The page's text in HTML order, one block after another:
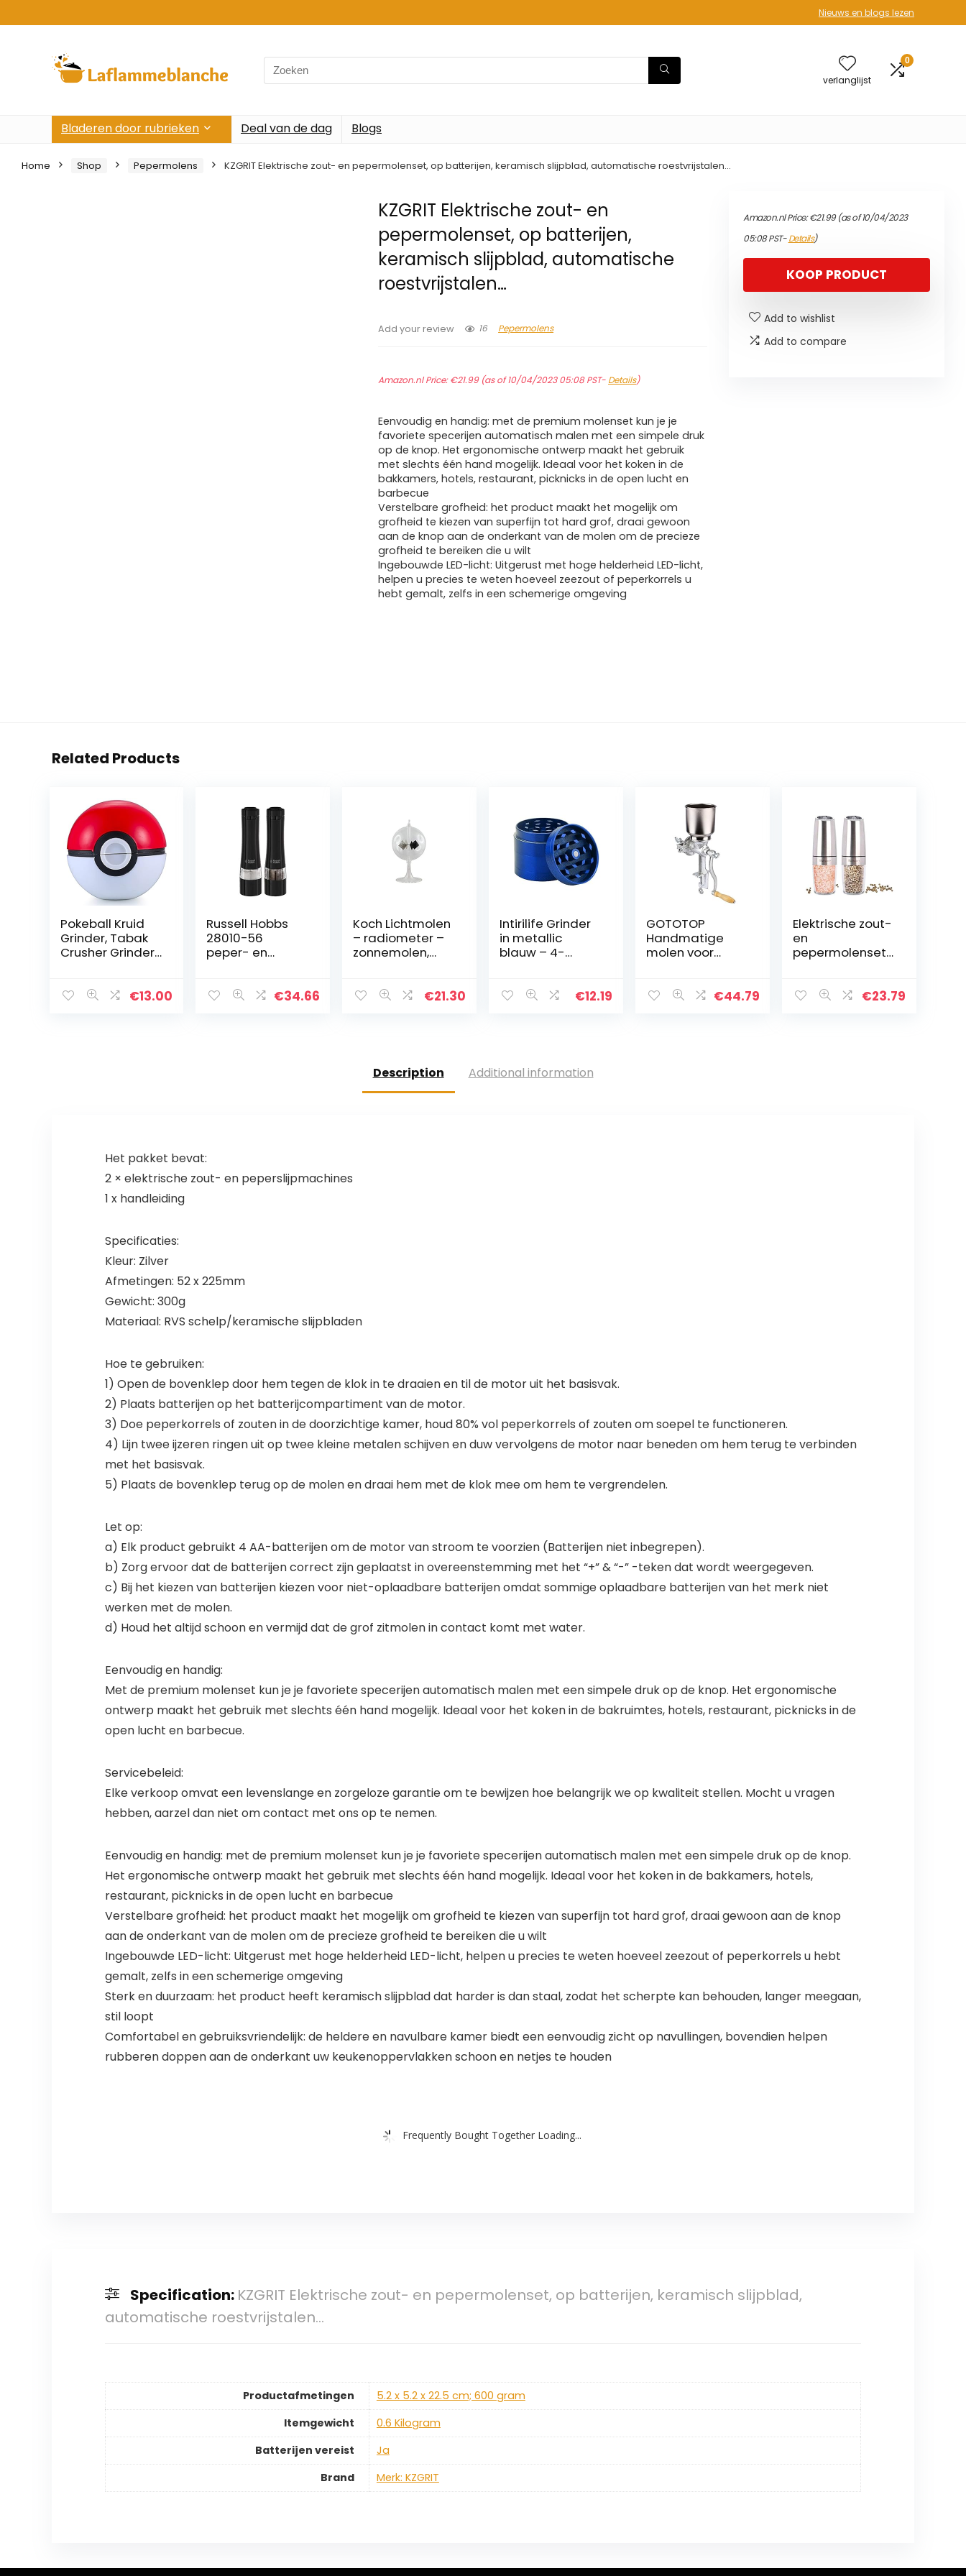
Nieuws en blogs lezen
Search
for:
verlanglijst
0
Bladeren door rubrieken Deal van de dag Blogs
Home Shop Pepermolens KZGRIT Elektrische zout- en pepermolenset, op batterijen, keramisch slijpblad, automatische roestvrijstalen…
KZGRIT Elektrische zout- en
pepermolenset, op batterijen,
keramisch slijpblad, automatische
roestvrijstalen…
Add your review 16 Pepermolens
Amazon.nl Price:€21.99(as of 10/04/2023 05:08 PST- Details)
Eenvoudig en handig: met de premium molenset kun je je
favoriete specerijen automatisch malen met een simpele druk
op de knop. Het ergonomische ontwerp maakt het gebruik
met slechts één hand mogelijk. Ideaal voor het koken in de
bakkamers, hotels, restaurant, picknicks in de open lucht en
barbecue
Verstelbare grofheid: het product maakt het mogelijk om
grofheid te kiezen van superfijn tot hard grof, draai gewoon
aan de knop aan de onderkant van de molen om de precieze
grofheid te bereiken die u wilt
Ingebouwde LED-licht: Uitgerust met hoge helderheid LED-licht,
helpen u precies te weten hoeveel zeezout of peperkorrels u
hebt gemalt, zelfs in een schemerige omgeving
Amazon.nl Price:€21.99(as of 10/04/2023
05:08 PST-Details)
KOOP PRODUCT
Add to wishlist
Add to compare
Related Products
Pokeball Kruid
Grinder, Tabak
Crusher Grinder
Spice Mill
€13.00
Russell Hobbs
28010-56
peper- en
kruidenmolen,
€34.66
Koch Lichtmolen
– radiometer –
zonnemolen,
€21.30
Intirilife Grinder
in metallic
blauw – 4-
van metaal voor
€12.19
GOTOTOP
Handmatige
molen voor
peper,
€44.79
Elektrische zout-
en
pepermolenset,
zwaartekracht
€23.79
Description Additional information
Het pakket bevat:
2 × elektrische zout- en peperslijpmachines
1 x handleiding
Specificaties:
Kleur: Zilver
Afmetingen: 52 x 225mm
Gewicht: 300g
Materiaal: RVS schelp/keramische slijpbladen
Hoe te gebruiken:
1) Open de bovenklep door hem tegen de klok in te draaien en til de motor uit het basisvak.
2) Plaats batterijen op het batterijcompartiment van de motor.
3) Doe peperkorrels of zouten in de doorzichtige kamer, houd 80% vol peperkorrels of zouten om soepel te functioneren.
4) Lijn twee ijzeren ringen uit op twee kleine metalen schijven en duw vervolgens de motor naar beneden om hem terug te verbinden
met het basisvak.
5) Plaats de bovenklep terug op de molen en draai hem met de klok mee om hem te vergrendelen.
Let op:
a) Elk product gebruikt 4 AA-batterijen om de motor van stroom te voorzien (Batterijen niet inbegrepen).
b) Zorg ervoor dat de batterijen correct zijn geplaatst in overeenstemming met het “+” & “-” -teken dat wordt weergegeven.
c) Bij het kiezen van batterijen kiezen voor niet-oplaadbare batterijen omdat sommige oplaadbare batterijen van het merk niet
werken met de molen.
d) Houd het altijd schoon en vermijd dat de grof zitmolen in contact komt met water.
Eenvoudig en handig:
Met de premium molenset kun je je favoriete specerijen automatisch malen met een simpele druk op de knop. Het ergonomische
ontwerp maakt het gebruik met slechts één hand mogelijk. Ideaal voor het koken in de bakruimtes, hotels, restaurant, picknicks in de
open lucht en barbecue.
Servicebeleid:
Elke verkoop omvat een levenslange en zorgeloze garantie om te bewijzen hoe belangrijk we op kwaliteit stellen. Mocht u vragen
hebben, aarzel dan niet om contact met ons op te nemen.
Eenvoudig en handig: met de premium molenset kun je je favoriete specerijen automatisch malen met een simpele druk op de knop.
Het ergonomische ontwerp maakt het gebruik met slechts één hand mogelijk. Ideaal voor het koken in de bakkamers, hotels,
restaurant, picknicks in de open lucht en barbecue
Verstelbare grofheid: het product maakt het mogelijk om grofheid te kiezen van superfijn tot hard grof, draai gewoon aan de knop
aan de onderkant van de molen om de precieze grofheid te bereiken die u wilt
Ingebouwde LED-licht: Uitgerust met hoge helderheid LED-licht, helpen u precies te weten hoeveel zeezout of peperkorrels u hebt
gemalt, zelfs in een schemerige omgeving
Sterk en duurzaam: het product heeft keramisch slijpblad dat harder is dan staal, zodat het scherpte kan behouden, langer meegaan,
stil loopt
Comfortabel en gebruiksvriendelijk: de heldere en navulbare kamer biedt een eenvoudig zicht op navullingen, bovendien helpen
rubberen doppen aan de onderkant uw keukenoppervlakken schoon en netjes te houden
Frequently Bought Together Loading...
Specification: KZGRIT Elektrische zout- en pepermolenset, op batterijen, keramisch slijpblad,
automatische roestvrijstalen…
Productafmetingen
‎5.2 x 5.2 x 22.5 cm; 600 gram
Itemgewicht
‎0.6 Kilogram
Batterijen vereist
‎Ja
Brand
Merk: KZGRIT